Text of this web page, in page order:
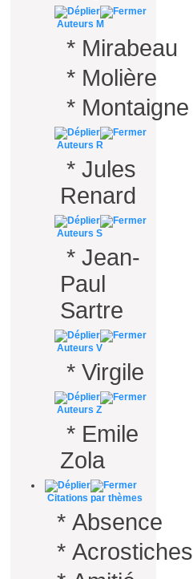
Auteurs M
* Mirabeau
* Molière
* Montaigne
Auteurs R
* Jules
Renard
Auteurs S
* Jean-
Paul
Sartre
Auteurs V
* Virgile
Auteurs Z
* Emile
Zola
Citations par thèmes
* Absence
* Acrostiches